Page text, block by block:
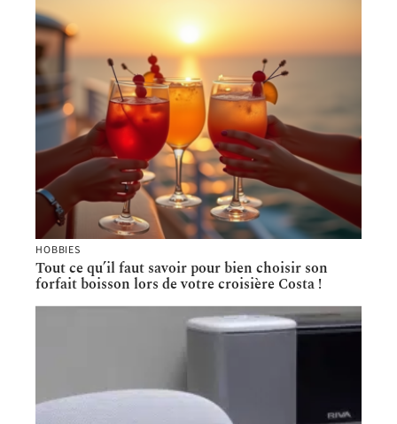
HOBBIES
Tout ce qu’il faut savoir pour bien choisir son
forfait boisson lors de votre croisière Costa !